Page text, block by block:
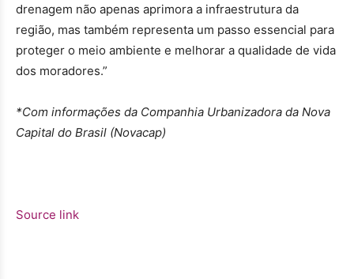
drenagem não apenas aprimora a infraestrutura da
região, mas também representa um passo essencial para
proteger o meio ambiente e melhorar a qualidade de vida
dos moradores.”
*Com informações da Companhia Urbanizadora da Nova
Capital do Brasil (Novacap)
Source link